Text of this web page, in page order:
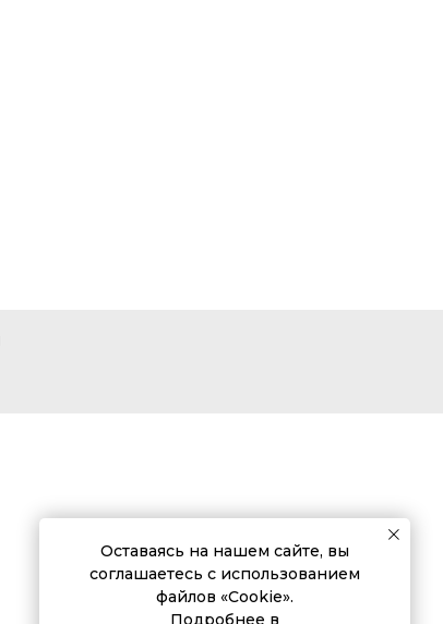
Оставаясь на нашем сайте, вы
соглашаетесь с использованием
файлов «Cookie».
Подробнее в